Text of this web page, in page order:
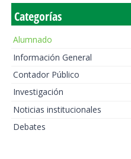
Categorías
Alumnado
Información General
Contador Público
Investigación
Noticias institucionales
Debates